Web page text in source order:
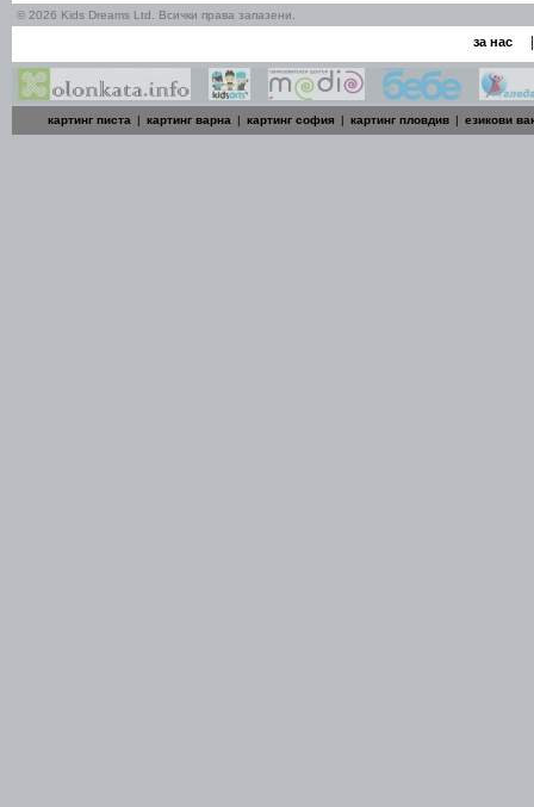
© 2026 Kids Dreams Ltd. Всички права запазени.
за нас |
картинг писта | картинг варна | картинг софия | картинг пловдив | езикови